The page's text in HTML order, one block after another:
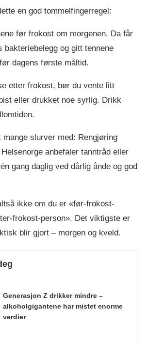
en god tommelfingerregel:
før frokost om morgenen. Da får
bakteriebelegg og gitt tennene
dagens første måltid.
etter frokost, bør du vente litt
eller drukket noe syrlig. Drikk
mange slurver med: Rengjøring
anbefaler tanntråd eller
gang daglig ved dårlig ånde og god
ikke om du er «før-frokost-
frokost-person». Det viktigste er
blir gjort – morgen og kveld.
Generasjon Z drikker mindre –
alkoholgigantene har mistet enorme
verdier